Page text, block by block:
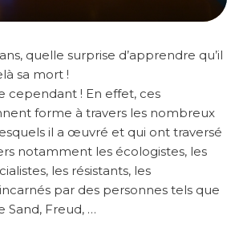
quelle surprise d’apprendre qu’il
sa mort !
cependant ! En effet, ces
forme à travers les nombreux
il a œuvré et qui ont traversé
notamment les écologistes, les
les résistants, les
par des personnes tels que
Sand, Freud, …